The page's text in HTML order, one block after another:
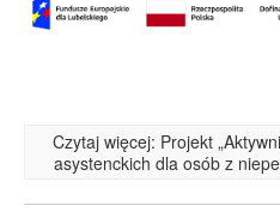
Czytaj więcej: Projekt
asystenckich dla osób z